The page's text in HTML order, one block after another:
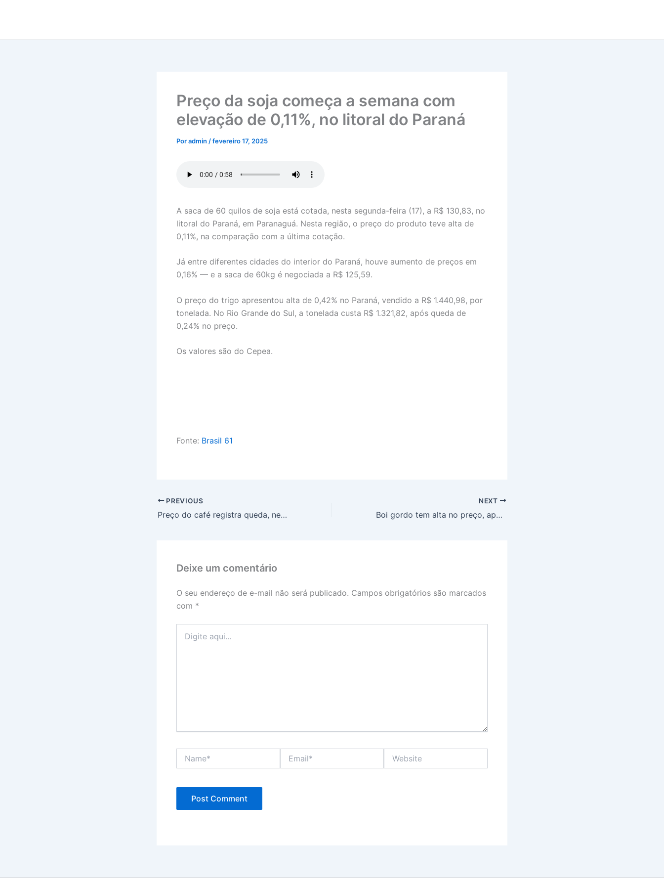
Preço da soja começa a semana com
elevação de 0,11%, no litoral do Paraná
Poradmin /fevereiro 17, 2025
A saca de 60 quilos de soja está cotada, nesta segunda-feira (17), a R$ 130,83, no
litoral do Paraná, em Paranaguá. Nesta região, o preço do produto teve alta de
0,11%, na comparação com a última cotação.
Já entre diferentes cidades do interior do Paraná, houve aumento de preços em
0,16% — e a saca de 60kg é negociada a R$ 125,59.
O preço do trigo apresentou alta de 0,42% no Paraná, vendido a R$ 1.440,98, por
tonelada. No Rio Grande do Sul, a tonelada custa R$ 1.321,82, após queda de
0,24% no preço.
Os valores são do Cepea.
Fonte: Brasil 61
PREVIOUS
Preço do café registra queda, nesta segunda-feira (17)
NEXT
Boi gordo tem alta no preço, após três quedas consecutivas
Deixe um comentário
O seu endereço de e-mail não será publicado. Campos obrigatórios são marcados
com *
aqui...